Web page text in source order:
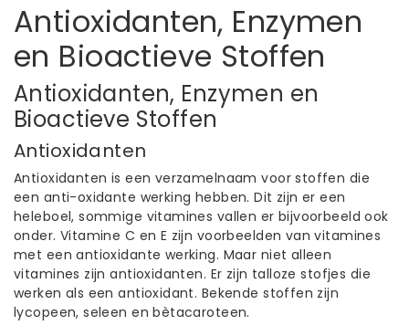
Antioxidanten, Enzymen
en Bioactieve Stoffen
Antioxidanten, Enzymen en
Bioactieve Stoffen
Antioxidanten
Antioxidanten is een verzamelnaam voor stoffen die
een anti-oxidante werking hebben. Dit zijn er een
heleboel, sommige vitamines vallen er bijvoorbeeld ook
onder. Vitamine C en E zijn voorbeelden van vitamines
met een antioxidante werking. Maar niet alleen
vitamines zijn antioxidanten. Er zijn talloze stofjes die
werken als een antioxidant. Bekende stoffen zijn
lycopeen, seleen en bètacaroteen.